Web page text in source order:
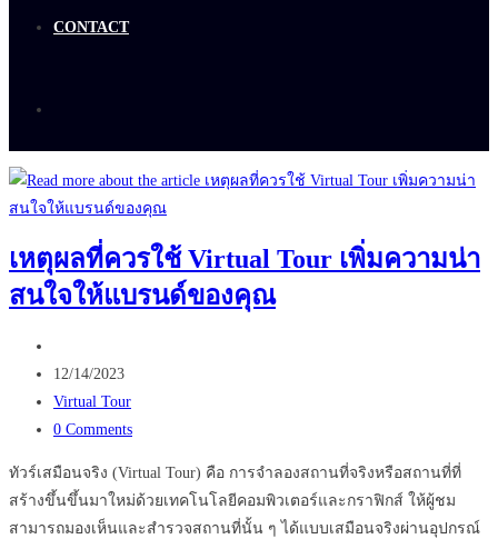
CONTACT
เหตุผลที่ควรใช้ Virtual Tour เพิ่มความน่า
สนใจให้แบรนด์ของคุณ
author:
Post
published:
12/14/2023
Post
category:
Virtual Tour
Post
0 Comments
ทัวร์เสมือนจริง (Virtual Tour) คือ การจำลองสถานที่จริงหรือสถานที่ที่
สร้างขึ้นขึ้นมาใหม่ด้วยเทคโนโลยีคอมพิวเตอร์และกราฟิกส์ ให้ผู้ชม
สามารถมองเห็นและสำรวจสถานที่นั้น ๆ ได้แบบเสมือนจริงผ่านอุปกรณ์